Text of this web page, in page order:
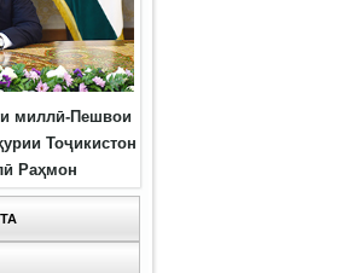
миллӣ-Пешвои
Тоҷикистон
Раҳмон